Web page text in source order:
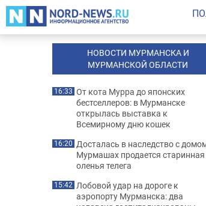
НОВОСТИ МУРМАНСКА И
МУРМАНСКОЙ ОБЛАСТИ
16:33 От кота Мурра до японских
бестселлеров: в Мурманске
открылась выставка к
Всемирному дню кошек
16:20 Досталась в наследство с
Мурмашах продается старинная
оленья телега
15:42 Лобовой удар на дороге к
аэропорту Мурманска: два